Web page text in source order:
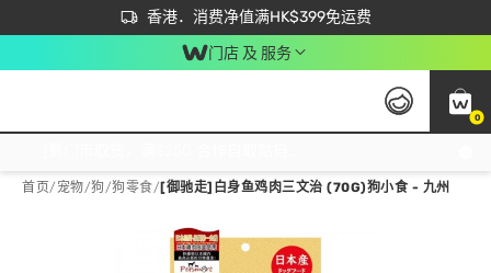
香港．消费净值满HK$399免运费
立即成为易赏钱会员尽享独家优惠
首次APP下单买满$450 输入 NEWAPP 即减$50
门店 及 服务
0
首页/ 宠物/狗/狗零食/ [御驰走]白身鱼鸡肉三文治 (70G)狗小食 - 九州